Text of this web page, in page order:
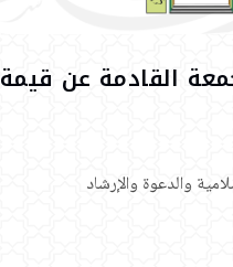
القادمة عن قيمة
والدعوة والإرشاد